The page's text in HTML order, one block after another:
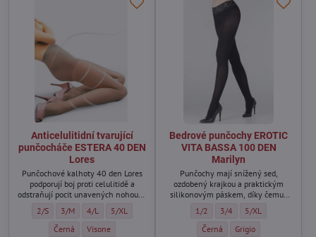
Anticelulitidní tvarující
punčocháče ESTERA 40 DEN
Lores
Punčochové kalhoty 40 den Lores
podporují boj proti celulitidě a
odstraňují pocit unavených nohou –
pracují ve stoje nebo nosí vysoké
podpatky.
Anticelulitidní tvarující punčocháče ESTERA 40 DEN Lores - Velikost:
2/S Anticelulitidní tvarující punčocháče ESTERA 40 DEN Lores - Velikost:
3/M Anticelulitidní tvarující punčocháče ESTERA 40 DEN Lores -
4/L Anticelulitidní tvarující punčocháče ESTERA 40 DEN
5/XL
Anticelulitidní tvarující punčocháče ESTERA 40 DEN Lores - Barva:
Černá Anticelulitidní tvarující punčocháče ESTERA 40 DEN Lores -
Visone
Bedrové punčochy EROTIC
VITA BASSA 100 DEN
Marilyn
Punčochy mají snížený sed,
ozdobený krajkou a praktickým
silikonovým páskem, díky čemuž
Bedrové punčochy EROTIC VITA
1/2 Bedrové punčochy
3/4 Bedrové punčochy
5/XL
Bedrové punčochy EROTIC
Černá Bedrové punčochy
Grigio